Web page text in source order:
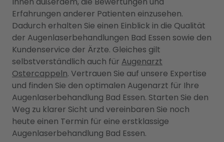
Erfahrungen anderer Patienten einzusehen.
Dadurch erhalten Sie einen Einblick in die Qualität
der Augenlaserbehandlungen Bad Essen sowie den
Kundenservice der Ärzte. Gleiches gilt
selbstverständlich auch für Augenarzt
Ostercappeln. Vertrauen Sie auf unsere Expertise
und finden Sie den optimalen Augenarzt für Ihre
Augenlaserbehandlung Bad Essen. Starten Sie den
Weg zu klarer Sicht und vereinbaren Sie noch
heute einen Termin für eine erstklassige
Augenlaserbehandlung Bad Essen.